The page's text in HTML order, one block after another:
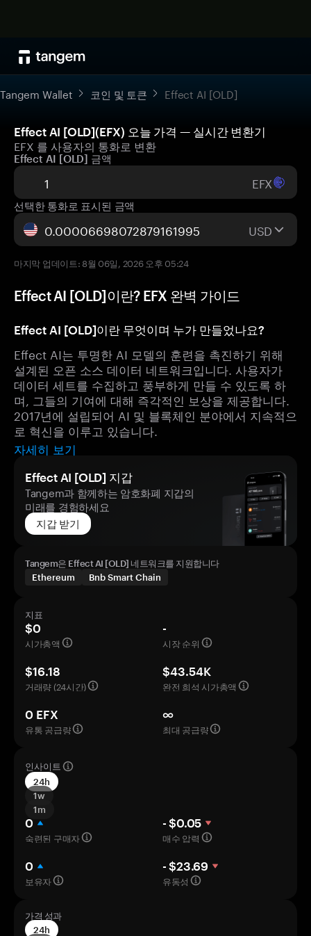
Tangem Wallet 코인 및 토큰 Effect AI [OLD]
Effect AI [OLD](EFX) 오늘 가격 — 실시간 변환기
EFX 를 사용자의 통화로 변환
Effect AI [OLD] 금액
EFX
선택한 통화로 표시된 금액
USD
마지막 업데이트: 8월 06일, 2026 오후 05:24
Effect AI [OLD]이란? EFX 완벽 가이드
Effect AI [OLD]이란 무엇이며 누가 만들었나요?
Effect AI는 투명한 AI 모델의 훈련을 촉진하기 위해
설계된 오픈 소스 데이터 네트워크입니다. 사용자가
데이터 세트를 수집하고 풍부하게 만들 수 있도록 하
며, 그들의 기여에 대해 즉각적인 보상을 제공합니다.
2017년에 설립되어 AI 및 블록체인 분야에서 지속적으
로 혁신을 이루고 있습니다.
자세히 보기
Effect AI [OLD] 지갑
Tangem과 함께하는 암호화폐 지갑의
미래를 경험하세요
지갑 받기
Tangem은 Effect AI [OLD] 네트워크를 지원합니다
Ethereum
Bnb Smart Chain
지표
$0
시가총액
-
시장 순위
$16.18
거래량 (24시간)
$43.54K
완전 희석 시가총액
0 EFX
유통 공급량
∞
최대 공급량
인사이트
24h
1w
1m
0
숙련된 구매자
- $0.05
매수 압력
0
보유자
- $23.69
유동성
가격 성과
24h